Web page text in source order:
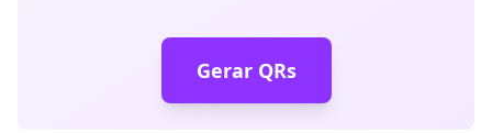
Gerar QRs